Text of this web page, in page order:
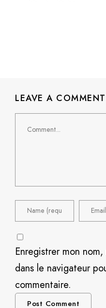
LEAVE A COMMENT
Enregistrer mon
dans le navigateur
commentaire.